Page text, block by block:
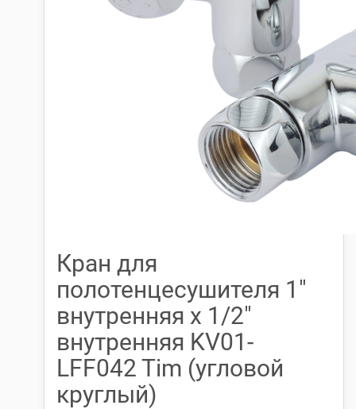
Кран для
полотенцесушителя 1″
внутренняя x 1/2″
внутренняя KV01-
LFF042 Tim (угловой
круглый)